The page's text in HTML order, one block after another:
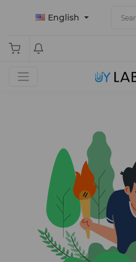
English